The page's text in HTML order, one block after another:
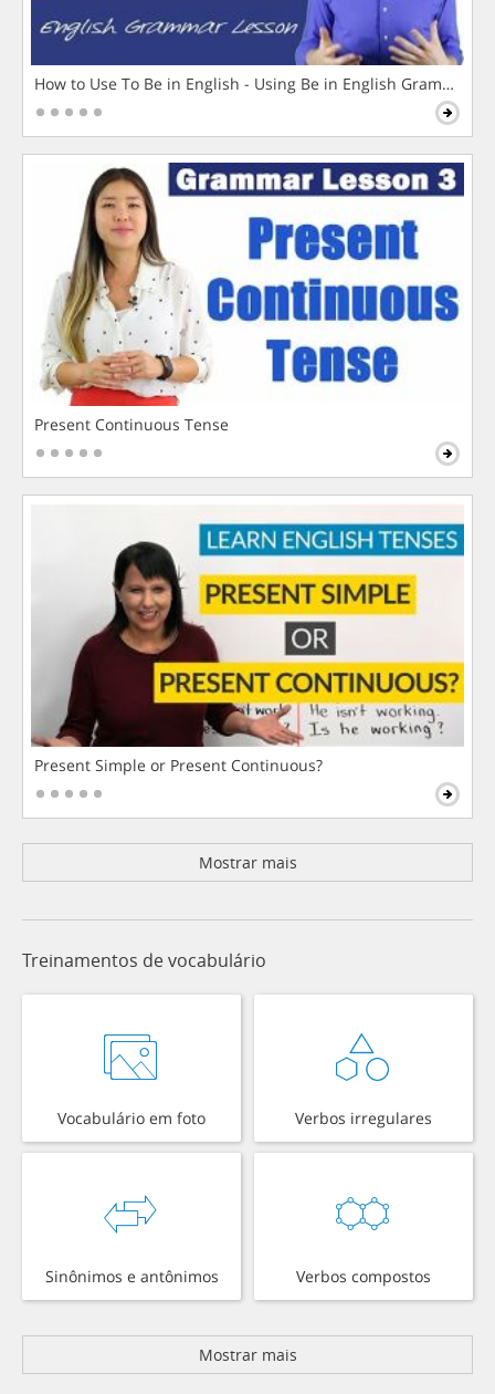
How to Use To Be in English - Using Be in English Grammar
Present Continuous Tense
Present Simple or Present Continuous?
Mostrar mais
Treinamentos de vocabulário
Vocabulário em foto Verbos irregulares
Sinônimos e antônimos Verbos compostos
Mostrar mais